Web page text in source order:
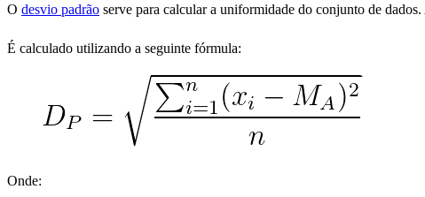
O desvio padrão serve para calcular a uniformidade do conjunto de
É calculado utilizando a seguinte fórmula:
Onde: